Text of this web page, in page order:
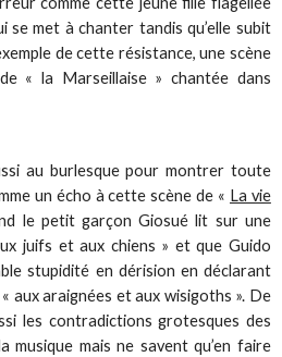
se met à chanter tandis qu’elle subit
de cette résistance, une scène
« la Marseillaise » chantée dans
au burlesque pour montrer toute
un écho à cette scène de « La vie
le petit garçon Giosué lit sur une
juifs et aux chiens » et que Guido
stupidité en dérision en déclarant
aux araignées et aux wisigoths ». De
les contradictions grotesques des
musique mais ne savent qu’en faire